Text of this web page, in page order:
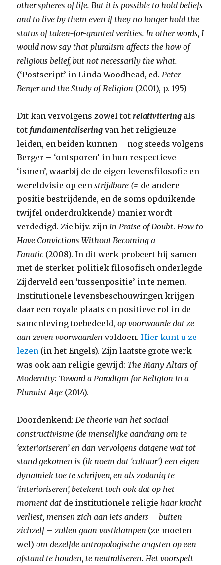
other spheres of life. But it is possible to hold beliefs
and to live by them even if they no longer hold the
status of taken-for-granted verities. In other words, I
would now say that pluralism affects the how of
religious belief, but not necessarily the what.
(‘Postscript’ in Linda Woodhead, ed.Peter
Berger and the Study of Religion (2001), p. 195)
Dit kan vervolgens zowel totrelativitering als
tot fundamentaliseringvan het religieuze
leiden, en beiden kunnen – nog steeds volgens
Berger – ‘ontsporen’ in hun respectieve
‘ismen’, waarbij de de eigen levensfilosofie en
wereldvisie op eenstrijdbare (= de andere
positie bestrijdende, en de soms opduikende
twijfel onderdrukkende) manier wordt
verdedigd. Zie bijv. zijnIn Praise of Doubt.How to
Have Convictions Without Becoming a
Fanatic (2008). In dit werk probeert hij samen
met de sterker politiek-filosofisch onderlegde
Zijderveld een ‘tussenpositie’ in te nemen.
Institutionele levensbeschouwingen krijgen
daar een royale plaats en positieve rol in de
samenleving toebedeeld,op voorwaarde dat ze
aan zeven voorwaardenvoldoen.Hier kunt u ze
lezen (in het Engels). Zijn laatste grote werk
was ook aan religie gewijd: The Many Altars of
Modernity: Toward a Paradigm for Religion in a
Pluralist Age (2014).
Doordenkend:De theorie van het sociaal
constructivisme (de menselijke aandrang om te
‘exterioriseren’ en dan vervolgens datgene wat tot
stand gekomen is (ik noem dat ‘cultuur’) een eigen
dynamiek toe te schrijven, en als zodanig te
‘interioriseren’, betekent toch ook dat op het
moment dat de institutionele religiehaar kracht
verliest, mensen zich aan iets anders – buiten
zichzelf – zullen gaan vastklampen (ze moeten
wel)om dezelfde antropologische angsten op een
afstand te houden, te neutraliseren. Het voorspelt